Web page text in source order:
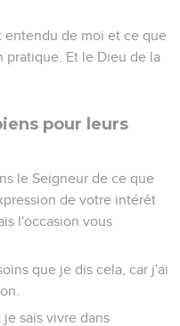
entendu de moi et ce que
pratique. Et le Dieu de la
pour leurs
le Seigneur de ce que
de votre intérêt
l'occasion vous
que je dis cela, car j'ai
sais vivre dans